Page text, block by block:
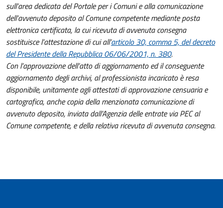
sull’area dedicata del Portale per i Comuni e alla comunicazione
dell’avvenuto deposito al Comune competente mediante posta
elettronica certificata, la cui ricevuta di avvenuta consegna
sostituisce l’attestazione di cui all’articolo 30, comma 5, del decreto
del Presidente della Repubblica 06/06/2001, n. 380.
Con l’approvazione dell’atto di aggiornamento ed il conseguente
aggiornamento degli archivi, al professionista incaricato è resa
disponibile, unitamente agli attestati di approvazione censuaria e
cartografica, anche copia della menzionata comunicazione di
avvenuto deposito, inviata dall’Agenzia delle entrate via PEC al
Comune competente, e della relativa ricevuta di avvenuta consegna.